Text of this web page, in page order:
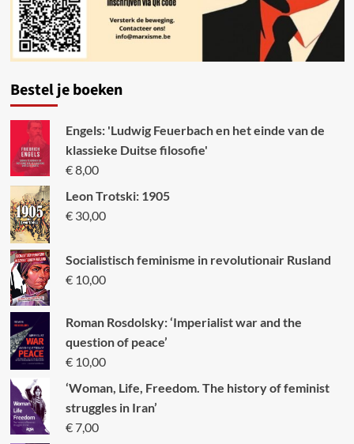
Bestel je boeken
Engels: 'Ludwig Feuerbach en het einde van de
klassieke Duitse filosofie'
€8,00
Leon Trotski: 1905
€30,00
Socialistisch feminisme in revolutionair Rusland
€10,00
Roman Rosdolsky: ‘Imperialist war and the
question of peace’
€10,00
‘Woman, Life, Freedom. The history of feminist
struggles in Iran’
€7,00